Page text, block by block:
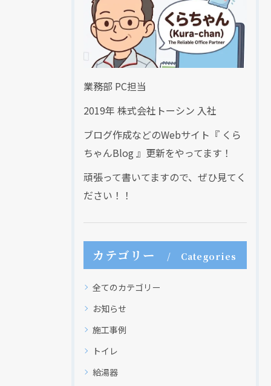
業務部 PC担当
2019年 株式会社トーシン 入社
ブログ作成などのWebサイト『 くら
ちゃんBlog 』更新をやってます！
頑張って書いてますので、ぜひ見てく
ださい！！
カテゴリー Categories
全てのカテゴリー
お知らせ
施工事例
トイレ
給湯器